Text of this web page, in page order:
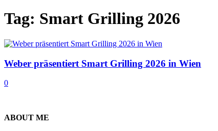
Tag: Smart Grilling 2026
Weber präsentiert Smart Grilling 2026 in Wien
0
ABOUT ME